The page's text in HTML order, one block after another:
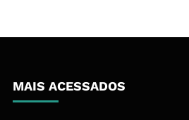
MAIS ACESSADOS